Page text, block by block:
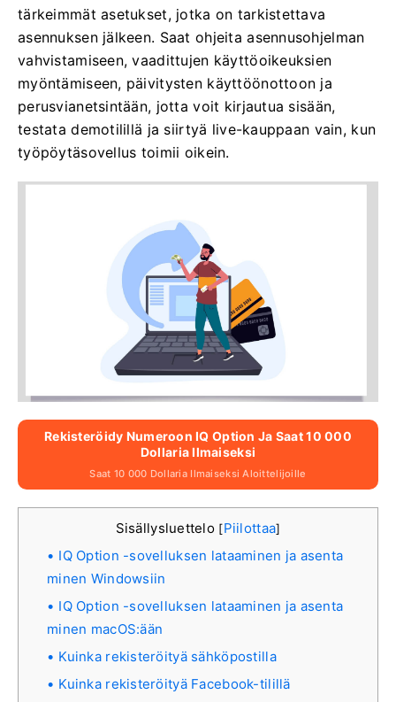
tärkeimmät asetukset, jotka on tarkistettava
asennuksen jälkeen. Saat ohjeita asennusohjelman
vahvistamiseen, vaadittujen käyttöoikeuksien
myöntämiseen, päivitysten käyttöönottoon ja
perusvianetsintään, jotta voit kirjautua sisään,
testata demotilillä ja siirtyä live-kauppaan vain, kun
työpöytäsovellus toimii oikein.
Rekisteröidy Numeroon IQ Option Ja Saat 10 000
Dollaria Ilmaiseksi
Saat 10 000 Dollaria Ilmaiseksi Aloittelijoille
Sisällysluettelo [Piilottaa]
IQ Option -sovelluksen lataaminen ja asenta
minen Windowsiin
IQ Option -sovelluksen lataaminen ja asenta
minen macOS:ään
Kuinka rekisteröityä sähköpostilla
Kuinka rekisteröityä Facebook-tilillä